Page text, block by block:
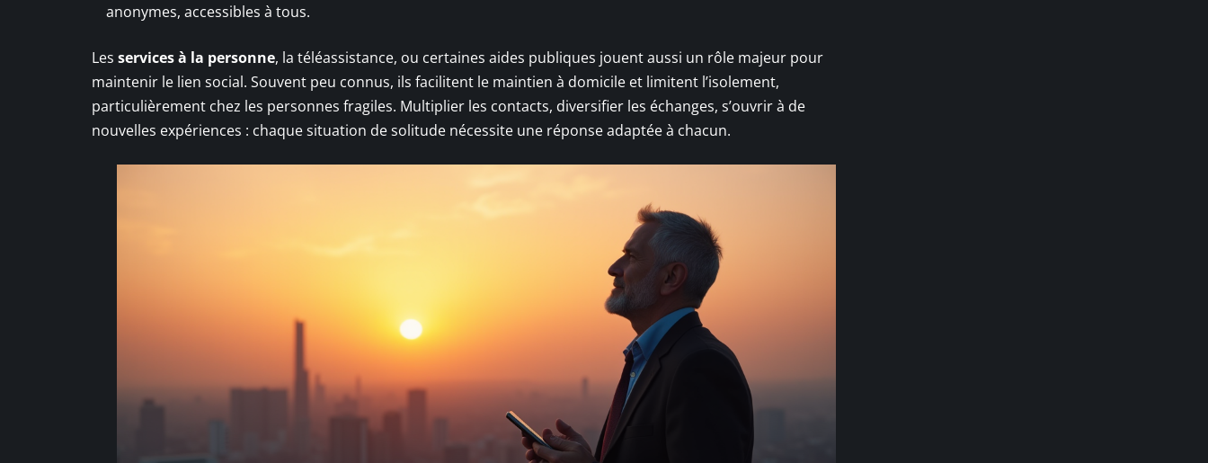
anonymes, accessibles à tous.
Les services à la personne, la téléassistance, ou certaines aides publiques jouent aussi un rôle majeur pour
maintenir le lien social. Souvent peu connus, ils facilitent le maintien à domicile et limitent l’isolement,
particulièrement chez les personnes fragiles. Multiplier les contacts, diversifier les échanges, s’ouvrir à de
nouvelles expériences : chaque situation de solitude nécessite une réponse adaptée à chacun.